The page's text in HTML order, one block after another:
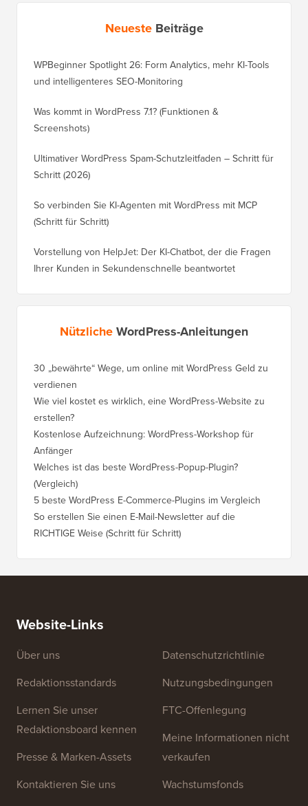
Neueste Beiträge
WPBeginner Spotlight 26: Form Analytics, mehr KI-Tools
und intelligenteres SEO-Monitoring
Was kommt in WordPress 7.1? (Funktionen &
Screenshots)
Ultimativer WordPress Spam-Schutzleitfaden – Schritt für
Schritt (2026)
So verbinden Sie KI-Agenten mit WordPress mit MCP
(Schritt für Schritt)
Vorstellung von HelpJet: Der KI-Chatbot, der die Fragen
Ihrer Kunden in Sekundenschnelle beantwortet
NützlicheWordPress-Anleitungen
30 „bewährte“ Wege, um online mit WordPress Geld zu
verdienen
Wie viel kostet es wirklich, eine WordPress-Website zu
erstellen?
Kostenlose Aufzeichnung: WordPress-Workshop für
Anfänger
Welches ist das beste WordPress-Popup-Plugin?
(Vergleich)
5 beste WordPress E-Commerce-Plugins im Vergleich
So erstellen Sie einen E-Mail-Newsletter auf die
RICHTIGE Weise (Schritt für Schritt)
Website-Links
Über uns
Redaktionsstandards
Lernen Sie unser
Redaktionsboard kennen
Presse & Marken-Assets
Kontaktieren Sie uns
Datenschutzrichtlinie
Nutzungsbedingungen
FTC-Offenlegung
Meine Informationen nicht
verkaufen
Wachstumsfonds